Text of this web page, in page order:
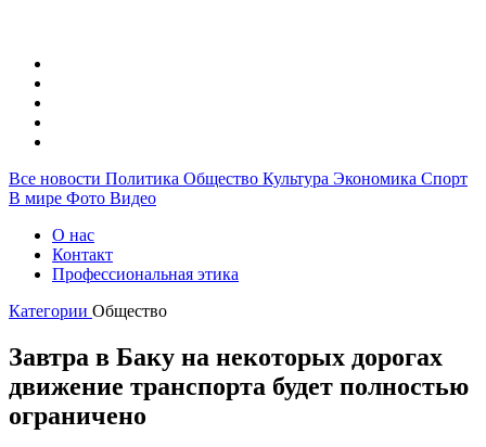
Все новости Политика Общество Культура Экономика Спорт
В мире Фото Видео
О нас
Контакт
Профессиональная этика
Категории Общество
Завтра в Баку на некоторых дорогах
движение транспорта будет полностью
ограничено